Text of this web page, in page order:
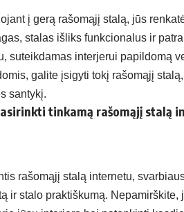
į gerą rašomąjį stalą, jūs
stalas išliks funkcionalus ir
suteikdamas interjerui papildomą
galite įsigyti tokį rašomąjį
santykį.
tinkamą rašomąjį stalą
rašomąjį stalą internetu,
ir stalo praktiškumą.